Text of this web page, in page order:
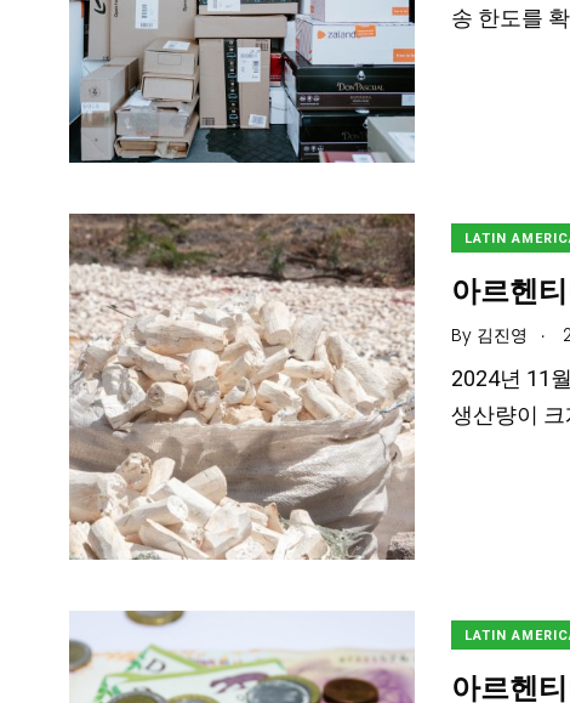
송 한도를
LATIN
아르헨
By 김진영 .
2024년 11
생산량이
LATIN
아르헨